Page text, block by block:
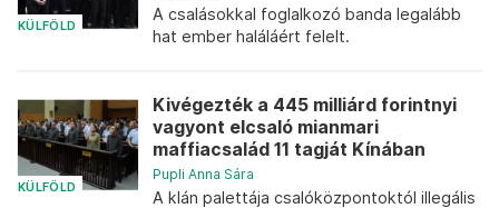
KÜLFÖLD
A csalásokkal foglalkozó banda legalább
hat ember haláláért felelt.
KÜLFÖLD
Kivégezték a 445 milliárd forintnyi
vagyont elcsaló mianmari
maffiacsalád 11 tagját Kínában
Pupli Anna Sára
A klán palettája csalóközpontoktól illegális